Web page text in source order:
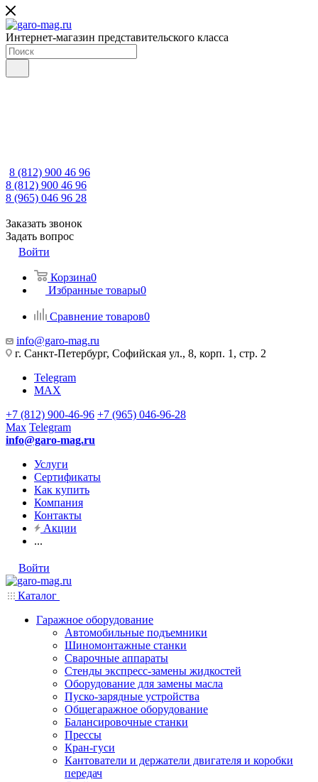
Интернет-магазин представительского класса
8 (812) 900 46 96
8 (812) 900 46 96
8 (965) 046 96 28
Заказать звонок
Задать вопрос
Войти
Корзина0
Избранные товары0
Сравнение товаров0
info@garo-mag.ru
г. Санкт-Петербург, Софийская ул., 8, корп. 1, стр. 2
Telegram
MAX
+7 (812) 900-46-96 +7 (965) 046-96-28
Max Telegram
info@garo-mag.ru
Услуги
Сертификаты
Как купить
Компания
Контакты
Акции
...
Войти
Каталог
Гаражное оборудование
Автомобильные подъемники
Шиномонтажные станки
Сварочные аппараты
Стенды экспресс-замены жидкостей
Оборудование для замены масла
Пуско-зарядные устройства
Общегаражное оборудование
Балансировочные станки
Прессы
Кран-гуси
Кантователи и держатели двигателя и коробки
передач